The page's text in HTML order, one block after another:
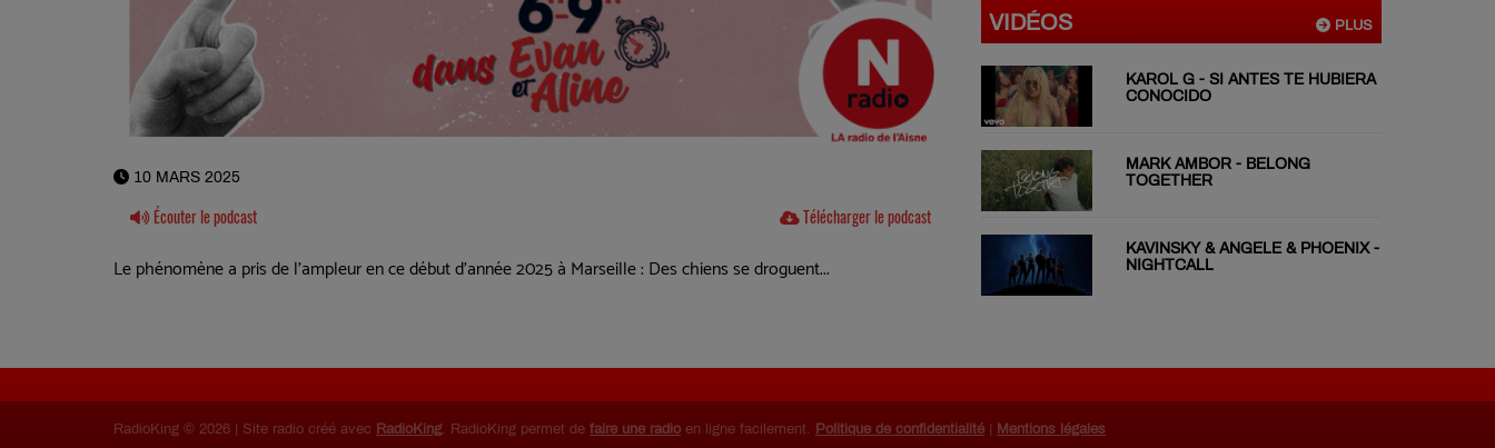
10 MARS 2025
Écouter le podcast Télécharger le podcast
Le phénomène a pris de l'ampleur en ce début d'année 2025 à Marseille : Des chiens se droguent...
PLUS
VIDÉOS
KAROL G - SI ANTES TE HUBIERA
CONOCIDO
MARK AMBOR - BELONG
TOGETHER
KAVINSKY & ANGELE & PHOENIX -
NIGHTCALL
RadioKing © 2026 | Site radio créé avec RadioKing. RadioKing permet de faire une radio en ligne facilement. Politique de confidentialité Mentions légales